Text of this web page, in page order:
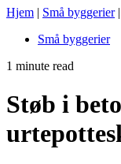
Hjem | Små byggerier |
Små byggerier
1 minute read
Støb i